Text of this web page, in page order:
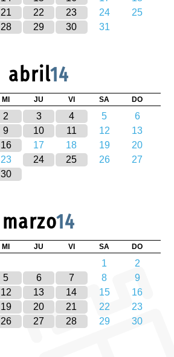
21 22 23 24
25
28 29 30 31
abril14
MI JU VI SA DO
2 3 4 5
6
9 10 11 12
13
16 17 18 19
20
23 24 25 26
27
30
marzo14
MI JU VI SA DO
1
2
5 6 7 8
9
12 13 14 15
16
19 20 21 22
23
26 27 28 29
30